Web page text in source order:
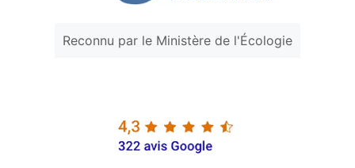
Reconnu par le Ministère de l'Écologie